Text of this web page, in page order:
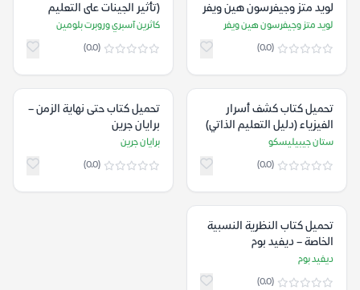
لويد متز وجيفرسون هين ويفر
لويد متز وجيفرسون هين ويفر
(0.0)
(تأثير الجينات على التعليم
والتحصيل الدراسي) – كاثرين
آسبري وروبرت بلومين
كاثرين آسبري وروبرت بلومين
(0.0)
تحميل كتاب كشف أسرار
الفيزياء (دليل التعليم الذاتي)
– ستان جيبيليسكو
ستان جيبيليسكو
(0.0)
تحميل كتاب حتى نهاية الزمن –
برايان جرين
برايان جرين
(0.0)
تحميل كتاب النظرية النسبية
الخاصة – ديفيد بوم
ديفيد بوم
(0.0)